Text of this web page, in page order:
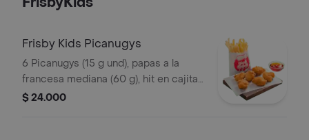
Frisby Kids Picanugys
6 Picanugys (15 g und), papas a la
francesa mediana (60 g), hit en cajita
(200 ml), golosina y un divertido
$ 24.000